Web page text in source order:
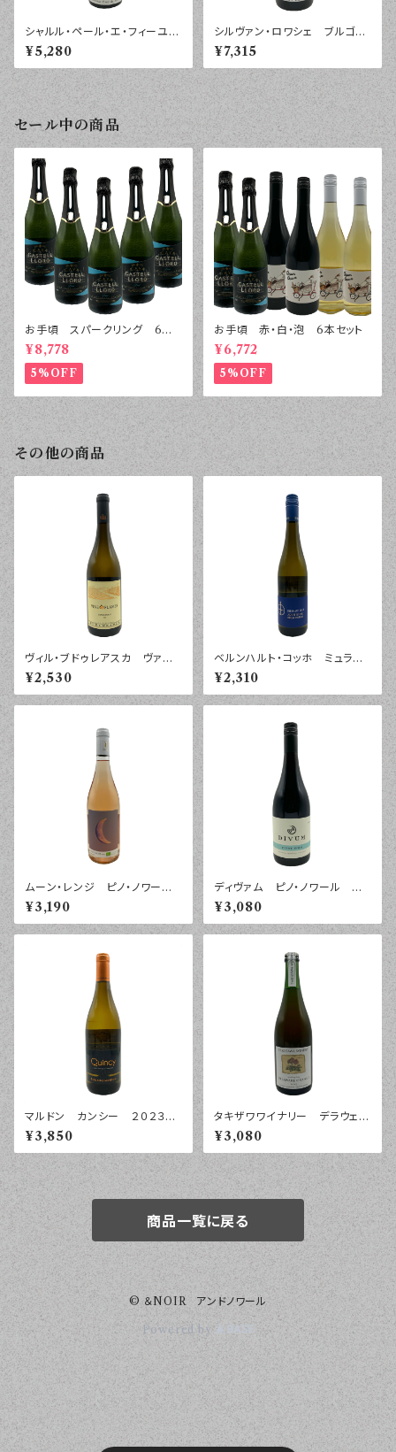
シャルル・ペール・エ・フィーユ
ブルゴーニュ オート・コート・
ド・ボーヌ ルージュ ボールガ
ール ２０２４年 ７５０ｍｌ
¥5,280
シルヴァン・ロワシェ ブルゴー
ニュ シャルドネ ラ・プレジド
ント ２０２３年 ７５０ｍｌ
¥7,315
セール中の商品
お手頃 スパークリング 6本
セット
¥8,778
5%OFF
お手頃 赤・白・泡 6本セット
¥6,772
5%OFF
その他の商品
ヴィル・ブドゥレアスカ ヴァイ
ン・イン・フレイム シャルド
ネ ルーマニア ２０２５年 ７
５０ｍｌ
¥2,530
ベルンハルト・コッホ ミュラー
トゥルガウ プティ・チエ トロ
ッケン ファルツ ２０２５年
７５０ｍｌ
¥2,310
ムーン・レンジ ピノ・ノワー
ル ロゼ ペイ・ドック ２０２
５年 ７５０ｍｌ
¥3,190
ディヴァム ピノ・ノワール モ
ントレー ２０２２年 ７５０ｍｌ
¥3,080
マルドン カンシー ２０２３
年 ７５０ｍｌ
¥3,850
タキザワワイナリー デラウェ
ア オレンジ スパークリン
グ ２０２５年 ７５０ｍｌ
¥3,080
商品一覧に戻る
© ＆NOIR アンドノワール
Powered by